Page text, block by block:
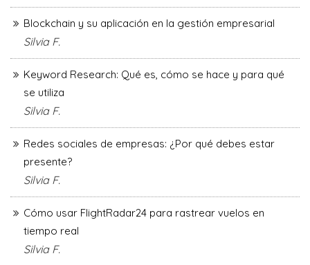
Blockchain y su aplicación en la gestión empresarial
Silvia F.
Keyword Research: Qué es, cómo se hace y para qué
se utiliza
Silvia F.
Redes sociales de empresas: ¿Por qué debes estar
presente?
Silvia F.
Cómo usar FlightRadar24 para rastrear vuelos en
tiempo real
Silvia F.